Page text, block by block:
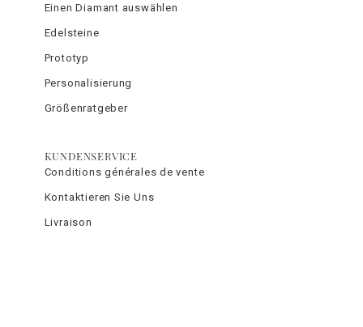
Einen Diamant auswählen
Edelsteine
Prototyp
Personalisierung
Größenratgeber
KUNDENSERVICE
Conditions générales de vente
Kontaktieren Sie Uns
Livraison